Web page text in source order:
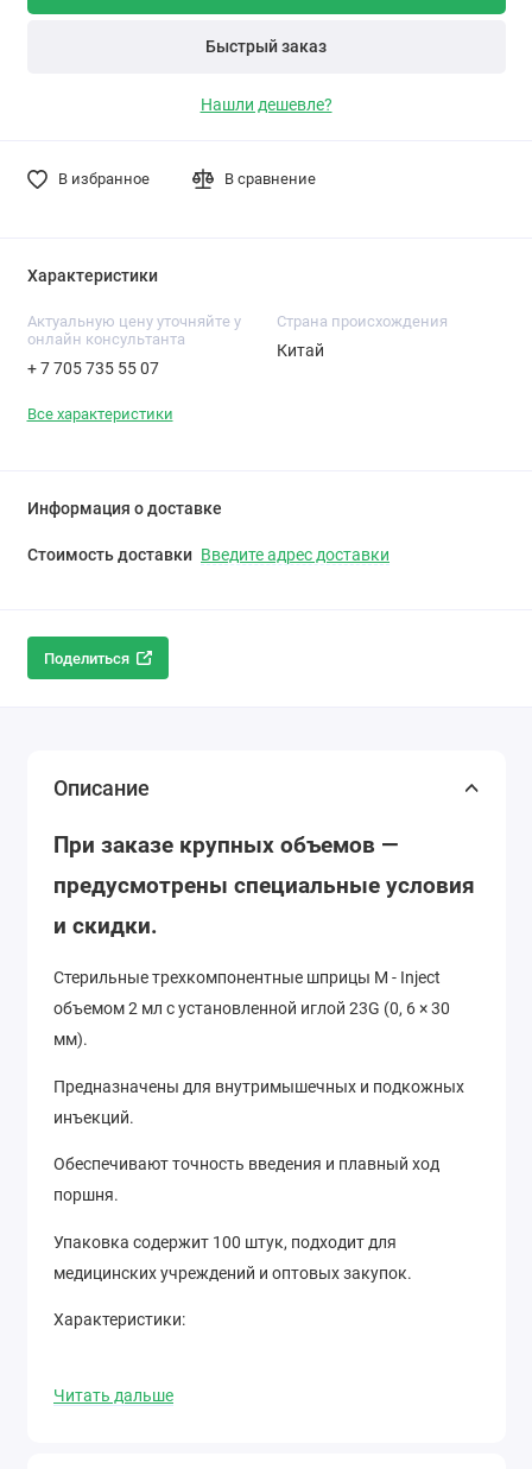
Быстрый заказ
Нашли дешевле?
В избранное В сравнение
Характеристики
Актуальную цену уточняйте у
онлайн консультанта
+ 7 705 735 55 07
Cтрана происхождения
Китай
Все характеристики
Информация о доставке
Стоимость доставки Введите адрес доставки
Поделиться
Описание
При заказе крупных объемов —
предусмотрены специальные условия
и скидки.
Стерильные трехкомпонентные шприцы M - Inject
объемом 2 мл с установленной иглой 23G (0, 6 × 30
мм).
Предназначены для внутримышечных и подкожных
инъекций.
Обеспечивают точность введения и плавный ход
поршня.
Упаковка содержит 100 штук, подходит для
медицинских учреждений и оптовых закупок.
Характеристики:
Бренд: M - Inject
Читать дальше